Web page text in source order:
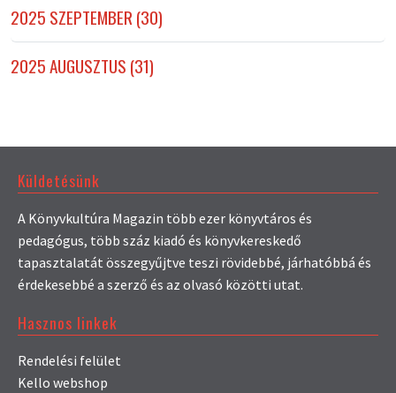
2025 SZEPTEMBER (30)
2025 AUGUSZTUS (31)
Küldetésünk
A Könyvkultúra Magazin több ezer könyvtáros és
pedagógus, több száz kiadó és könyvkereskedő
tapasztalatát összegyűjtve teszi rövidebbé, járhatóbbá és
érdekesebbé a szerző és az olvasó közötti utat.
Hasznos linkek
Rendelési felület
Kello webshop